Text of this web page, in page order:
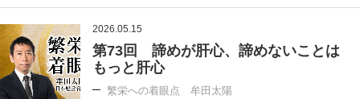
2026.05.15
第73回 諦めが肝心、諦めないことは
もっと肝心
繁栄への着眼点 牟田太陽